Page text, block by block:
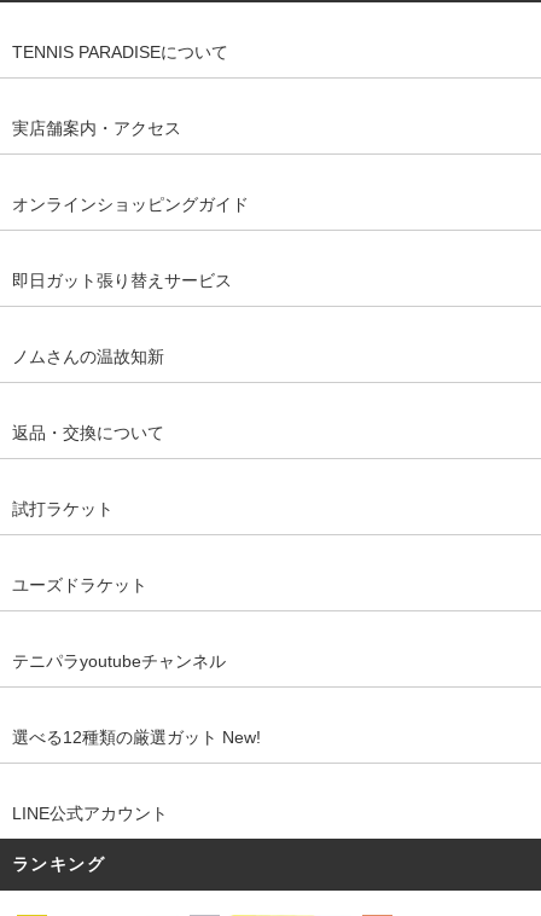
TENNIS PARADISEについて
実店舗案内・アクセス
オンラインショッピングガイド
即日ガット張り替えサービス
ノムさんの温故知新
返品・交換について
試打ラケット
ユーズドラケット
テニパラyoutubeチャンネル
選べる12種類の厳選ガット New!
LINE公式アカウント
ランキング